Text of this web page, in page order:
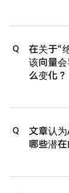
Q
在关于“
该向量
么变化？
Q
文章认
哪些潜